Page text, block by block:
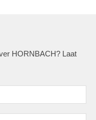
HORNBACH? Laat